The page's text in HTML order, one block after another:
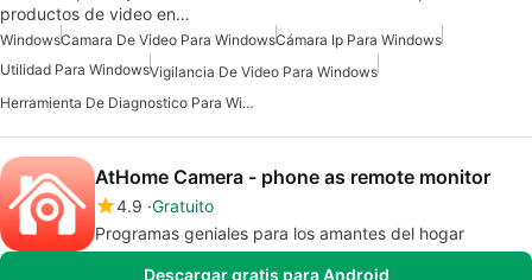
productos de video en…
WindowsCamara De Video Para WindowsCámara Ip Para Windows
Utilidad Para WindowsVigilancia De Video Para Windows
Herramienta De Diagnostico Para Windows
AtHome Camera - phone as remote monitor
4.9 Gratuito
Programas geniales para los amantes del hogar
Descargar gratis para Android